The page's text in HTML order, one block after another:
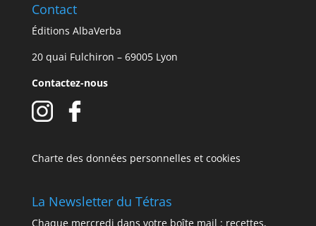
Contact
Éditions AlbaVerba
20 quai Fulchiron – 69005 Lyon
Contactez-nous
Charte des données personnelles et cookies
La Newsletter du Tétras
Chaque mercredi dans votre boîte mail : recettes,